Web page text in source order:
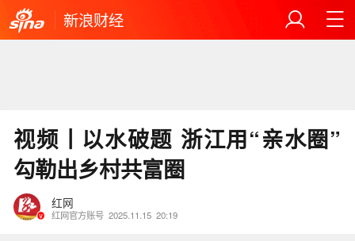
新浪财经
视频丨以水破题 浙江用“亲水圈”
勾勒出乡村共富圈
红网
红网官方账号 2025.11.15 20:19